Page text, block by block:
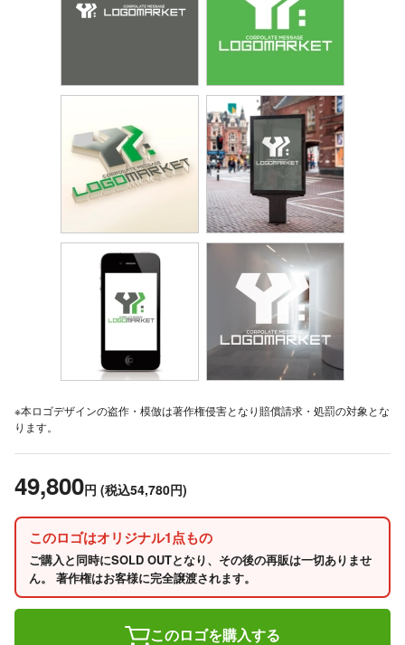
※本ロゴデザインの盗作・模倣は著作権侵害となり賠償請求・処罰の対象とな
ります。
49,800円 (税込54,780円)
このロゴはオリジナル1点もの
ご購入と同時にSOLD OUTとなり、その後の再販は一切ありませ
ん。 著作権はお客様に完全譲渡されます。
このロゴを購入する